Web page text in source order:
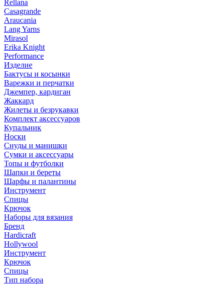
Rellana
Casagrande
Araucania
Lang Yarns
Mirasol
Erika Knight
Performance
Изделие
Бактусы и косынки
Варежки и перчатки
Джемпер, кардиган
Жаккард
Жилеты и безрукавки
Комплект аксессуаров
Купальник
Носки
Снуды и манишки
Сумки и аксессуары
Топы и футболки
Шапки и береты
Шарфы и палантины
Инструмент
Спицы
Крючок
Наборы для вязания
Бренд
Hardicraft
Hollywool
Инструмент
Крючок
Спицы
Тип набора